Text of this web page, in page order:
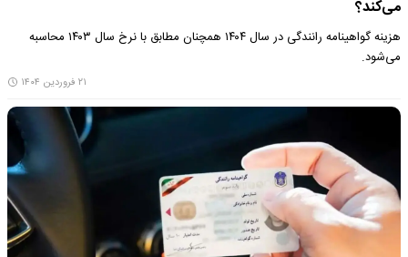
می‌کند؟
هزینه گواهینامه رانندگی در سال ۱۴۰۴ همچنان مطابق با نرخ سال ۱۴۰۳ محاسبه
می‌شود.
۲۱ فروردین ۱۴۰۴